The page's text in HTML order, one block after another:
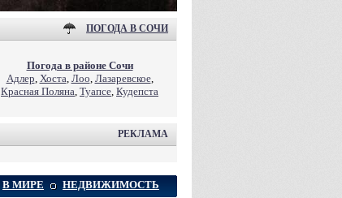
ПОГОДА В СОЧИ
Погода в районе Сочи
Адлер, Хоста, Лоо, Лазаревское,
Красная Поляна, Туапсе, Кудепста
РЕКЛАМА
В МИРЕ НЕДВИЖИМОСТЬ